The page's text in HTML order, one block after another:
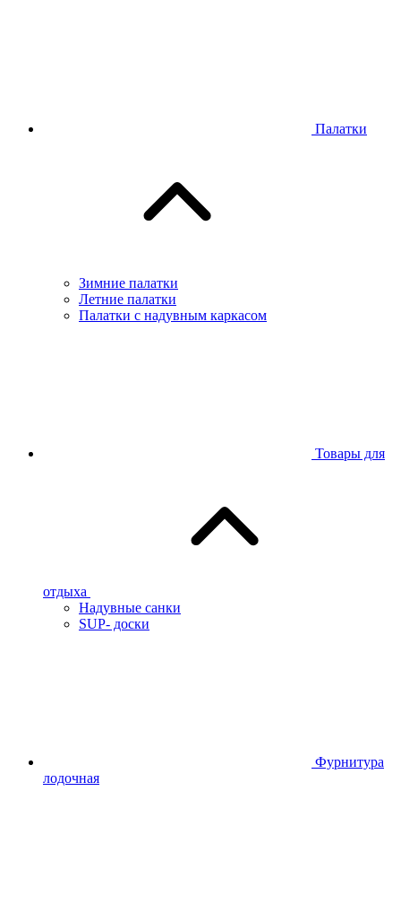
Палатки
Зимние палатки
Летние палатки
Палатки с надувным каркасом
Товары для
отдыха
Надувные санки
SUP- доски
Фурнитура
лодочная